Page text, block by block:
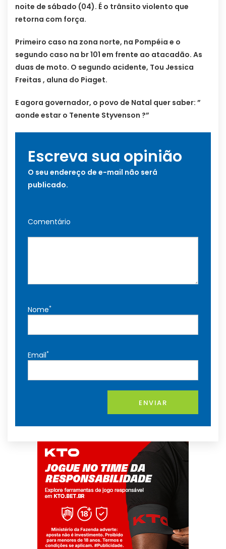
noite de sábado (04). É o trânsito violento que
retorna com força.
Primeiro caso na zona norte, na Pompéia e o
segundo caso na br 101 em frente ao atacadão. As
duas de moto. O segundo acidente, Tou Jessica
Freitas , aluna do Piaget.
E agora governador, o povo de Natal quer saber: ”
aonde estar o Tenente Styvenson ?”
Escreva sua opinião
O seu endereço de e-mail não será
publicado.
Comentário
Nome*
Email*
ENVIAR